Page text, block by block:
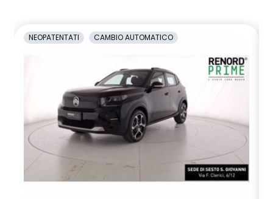
sensori di parcheggio posteriori
sistema di frenata d'emergenza attiva con riconoscimento
veicoli, pedoni, ciclisti e incroci
sistema di rilevamento stato di vigilanza del conducente
sistema isofix sedili posteriori
sistema multimediale openR link 10’ – radio e 2 speaker
NEOPATENTATI CAMBIO AUTOMATICO